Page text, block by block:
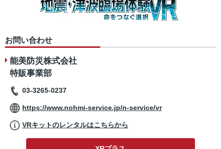
お問い合わせ
能美防災株式会社
特販事業部
03-3265-0237
https://www.nohmi-service.jp/n-service/vr
VRキットのレンタルはこちらから